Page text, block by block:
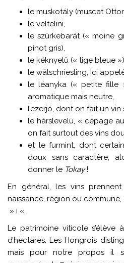
le muskotály (muscat
le veltelini,
le szürkebarát (« moine
pinot gris),
le kéknyelü (« tige bleue
le wälschriesling, ici
le léanyka (« petite fille
aromatique mais neutre,
l’ezerjó, dont on fait un
le hárslevelü, « cépage
on fait surtout des vins
et le furmint, dont
doux sans caractère,
donner le Tokay!
En général, les vins
naissance, région ou
» i « .
Le patrimoine viticole s’élève
d’hectares. Les Hongrois
mais pour notre propos il